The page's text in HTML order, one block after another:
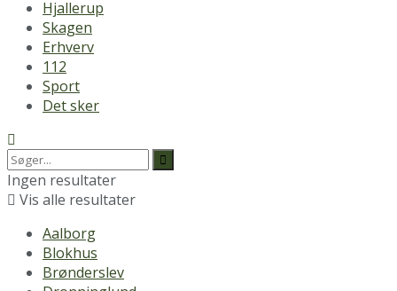
Hjallerup
Skagen
Erhverv
112
Sport
Det sker
Ingen resultater
Vis alle resultater
Aalborg
Blokhus
Brønderslev